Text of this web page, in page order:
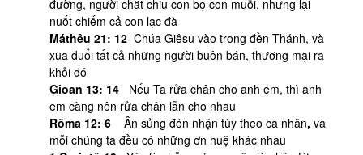
đường, người chắt chiu con bọ con muỗi, nhưng lại
nuốt chiếm cả con lạc đà
Máthêu 21: 12 Chúa Giêsu vào trong đền Thánh, và
xua đuổi tất cả những người buôn bán, thương mại ra
khỏi đó
Gioan 13: 14 Nếu Ta rửa chân cho anh em, thì anh
em càng nên rửa chân lẫn cho nhau
Rôma 12: 6 Ân sủng đón nhận tùy theo cá nhân, và
mỗi chúng ta đều có những ơn huệ khác nhau